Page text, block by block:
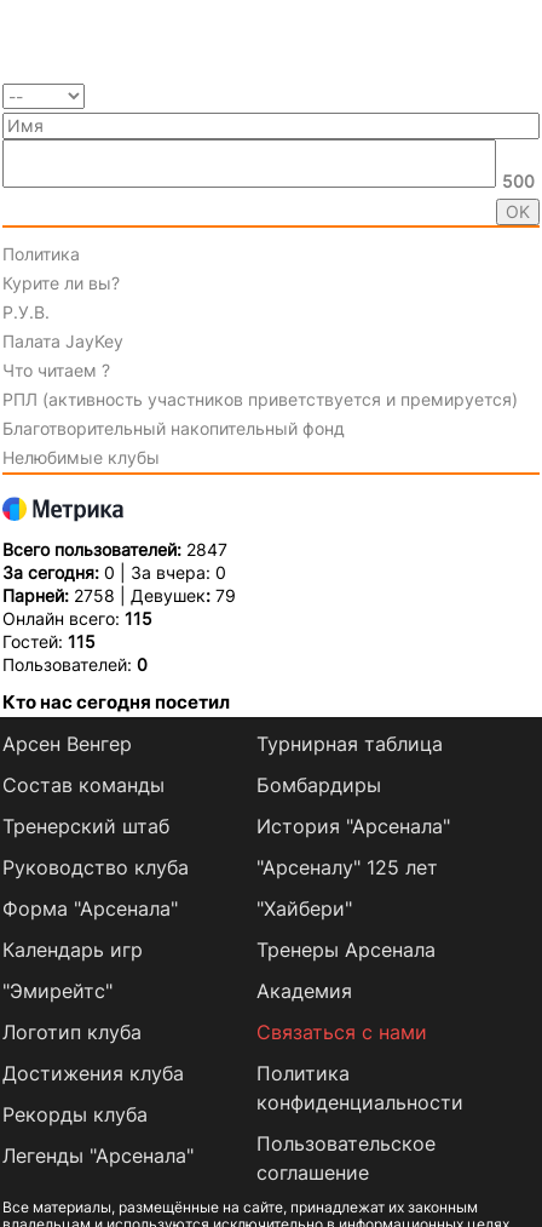
500
Политика
Курите ли вы?
Р.У.В.
Палата JayKey
Что читаем ?
РПЛ (активность участников приветствуется и премируется)
Благотворительный накопительный фонд
Нелюбимые клубы
Всего пользователей: 2847
За сегодня: 0 | За вчера: 0
Парней: 2758 | Девушек: 79
Онлайн всего: 115
Гостей: 115
Пользователей: 0
Кто нас сегодня посетил
Арсен Венгер
Состав команды
Тренерский штаб
Руководство клуба
Форма "Арсенала"
Календарь игр
Турнирная таблица
Бомбардиры
История "Арсенала"
"Арсеналу" 125 лет
"Хайбери"
Тренеры Арсенала
"Эмирейтс"
Логотип клуба
Достижения клуба
Рекорды клуба
Легенды "Арсенала"
Академия
Связаться с нами
Политика
конфиденциальности
Пользовательское
соглашение
Все материалы, размещённые на сайте, принадлежат их законным